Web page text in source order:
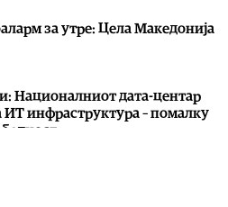
за утре: Цела Македонија
Националниот дата-центар
ИТ инфраструктура – помалку